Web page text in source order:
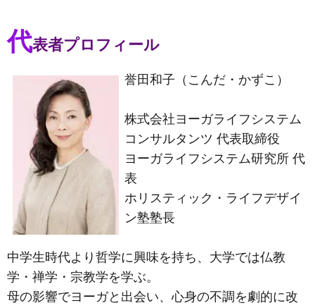
代表者プロフィール
誉田和子（こんだ・かずこ）
株式会社ヨーガライフシステム
コンサルタンツ 代表取締役
ヨーガライフシステム研究所 代
表
ホリスティック・ライフデザイ
ン塾塾長
中学生時代より哲学に興味を持ち、大学では仏教
学・禅学・宗教学を学ぶ。
母の影響でヨーガと出会い、心身の不調を劇的に改